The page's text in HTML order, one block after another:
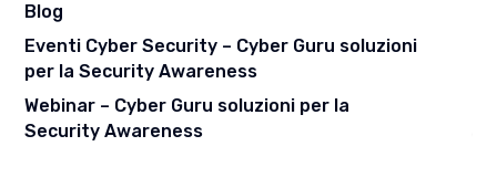
Blog
Eventi Cyber Security – Cyber Guru soluzioni
per la Security Awareness
Webinar – Cyber Guru soluzioni per la
Security Awareness